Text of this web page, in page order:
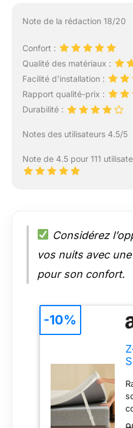
Note de la rédaction 18/20
Confort :
Qualité des matériaux :
Facilité d’installation :
Rapport qualité-prix :
Durabilité :
Notes des utilisateurs 4.5/5
Note de 4.5 pour 111
Considérez
vos nuits avec
pour son confort.
-10%